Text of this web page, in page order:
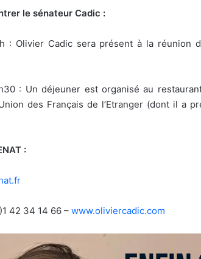
le sénateur Cadic :
: Olivier Cadic sera présent à la réunion
: Un déjeuner est organisé au
des Français de l’Etranger (dont il a
:
42 34 14 66 – www.oliviercadic.com